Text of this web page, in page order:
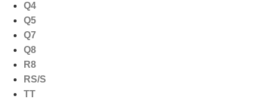
Q4
Q5
Q7
Q8
R8
RS/S
TT